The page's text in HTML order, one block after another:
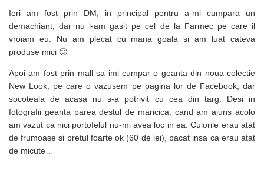
Ieri am fost prin DM, in principal pentru a-mi cumpara un
demachiant, dar nu l-am gasit pe cel de la Farmec pe care il
vroiam eu. Nu am plecat cu mana goala si am luat cateva
produse mici 🙂
Apoi am fost prin mall sa imi cumpar o geanta din noua colectie
New Look, pe care o vazusem pe pagina lor de Facebook, dar
socoteala de acasa nu s-a potrivit cu cea din targ. Desi in
fotografii geanta parea destul de maricica, cand am ajuns acolo
am vazut ca nici portofelul nu-mi avea loc in ea. Culorile erau atat
de frumoase si pretul foarte ok (60 de lei), pacat insa ca erau atat
de micute…